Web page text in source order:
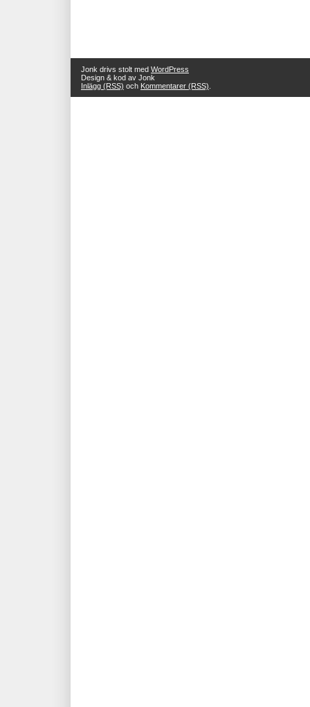
Jonk drivs stolt med WordPress
Design & kod av Jonk
Inlägg (RSS) och Kommentarer (RSS)